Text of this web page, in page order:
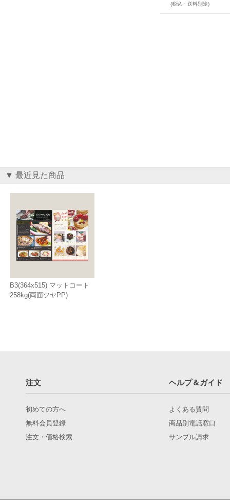
(税込・送料別途)
▼ 最近見た商品
B3(364x515) マットコート
258kg(両面ツヤPP)
注文 ヘルプ＆ガイド
初めての方へ
無料会員登録
注文・価格検索
よくある質問
商品別電話窓口
サンプル請求